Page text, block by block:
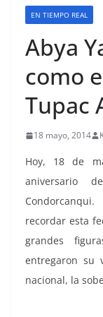
EN TIEMPO REAL
Abya
como
Tupac
18 mayo, 2014
Hoy, 18 de
aniversario
recordar esta
grandes
entregaron su
nacional, la